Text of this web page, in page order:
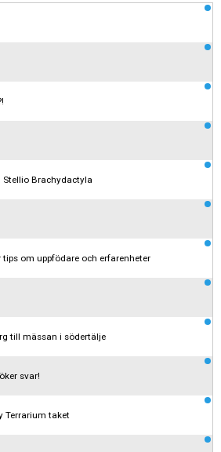
Brachydactyla
om uppfödare och erfarenheter
till mässan i södertälje
svar!
Terrarium taket